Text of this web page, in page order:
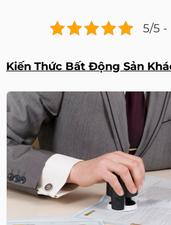
5/5
Kiến Thức Bất Động Sản